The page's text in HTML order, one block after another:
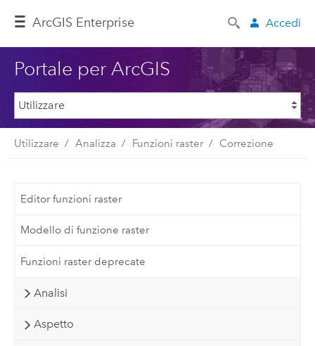
ArcGIS Enterprise Accedi
Portale per ArcGIS
Utilizzare Analizza Funzioni raster Correzione
Editor funzioni raster
Modello di funzione raster
Funzioni raster deprecate
Analisi
Aspetto